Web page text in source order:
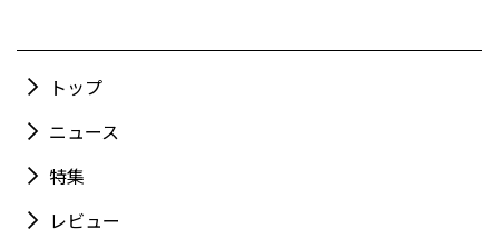
トップ
ニュース
特集
レビュー